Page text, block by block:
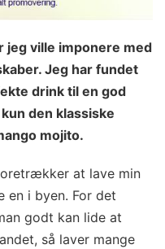
jeg ville imponere med
Jeg har fundet
drink til en god
den klassiske
mojito.
at lave min
en i byen. For det
godt kan lide at
så laver mange